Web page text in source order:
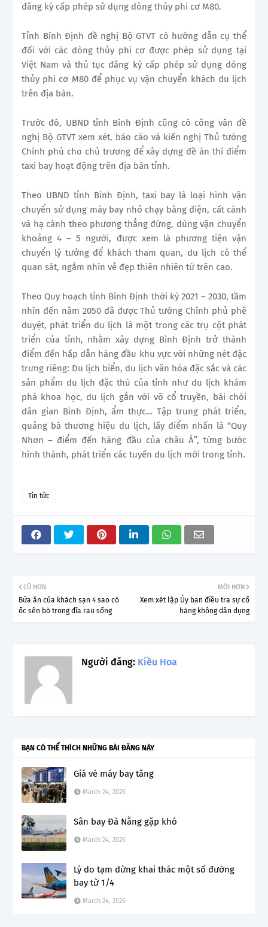
đăng ký cấp phép sử dụng dòng thủy phi cơ M80.
Tỉnh Bình Định đề nghị Bộ GTVT có hướng dẫn cụ thể
đối với các dòng thủy phi cơ được phép sử dụng tại
Việt Nam và thủ tục đăng ký cấp phép sử dụng dòng
thủy phi cơ M80 để phục vụ vận chuyển khách du lịch
trên địa bàn.
Trước đó, UBND tỉnh Bình Định cũng có công văn đề
nghị Bộ GTVT xem xét, báo cáo và kiến nghị Thủ tướng
Chính phủ cho chủ trương để xây dựng đề án thí điểm
taxi bay hoạt động trên địa bàn tỉnh.
Theo UBND tỉnh Bình Định, taxi bay là loại hình vận
chuyển sử dụng máy bay nhỏ chạy bằng điện, cất cánh
và hạ cánh theo phương thẳng đứng, dùng vận chuyển
khoảng 4 – 5 người, được xem là phương tiện vận
chuyển lý tưởng để khách tham quan, du lịch có thể
quan sát, ngắm nhìn vẻ đẹp thiên nhiên từ trên cao.
Theo Quy hoạch tỉnh Bình Định thời kỳ 2021 – 2030, tầm
nhìn đến năm 2050 đã được Thủ tướng Chính phủ phê
duyệt, phát triển du lịch là một trong các trụ cột phát
triển của tỉnh, nhằm xây dựng Bình Định trở thành
điểm đến hấp dẫn hàng đầu khu vực với những nét đặc
trưng riêng: Du lịch biển, du lịch văn hóa đặc sắc và các
sản phẩm du lịch đặc thù của tỉnh như du lịch khám
phá khoa học, du lịch gắn với võ cổ truyền, bài chòi
dân gian Bình Định, ẩm thực… Tập trung phát triển,
quảng bá thương hiệu du lịch, lấy điểm nhấn là “Quy
Nhơn – điểm đến hàng đầu của châu Á”, từng bước
hình thành, phát triển các tuyến du lịch mới trong tỉnh.
Tin tức
MỚI HƠN
Xem xét lập Ủy ban điều tra sự cố
hàng không dân dụng
CŨ HƠN
Bữa ăn của khách sạn 4 sao có
ốc sên bò trong đĩa rau sống
Người đăng: Kiều Hoa
BẠN CÓ THỂ THÍCH NHỮNG BÀI ĐĂNG NÀY
Giá vé máy bay tăng
March 24, 2026
Sân bay Đà Nẵng gặp khó
March 24, 2026
Lý do tạm dừng khai thác một số đường
bay từ 1/4
March 24, 2026